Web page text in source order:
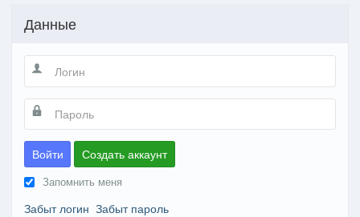
Данные
Войти Создать аккаунт
Запомнить меня
Забыт логин Забыт пароль